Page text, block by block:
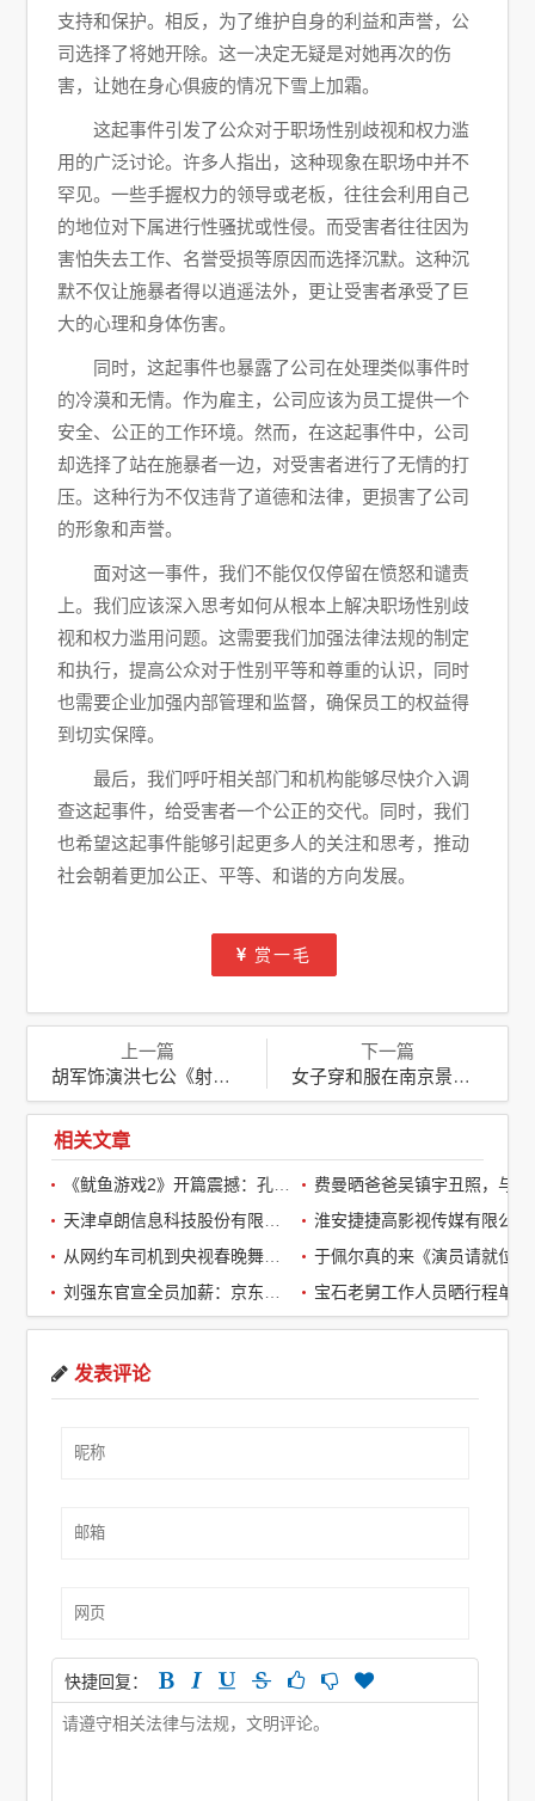
支持和保护。相反，为了维护自身的利益和声誉，公
司选择了将她开除。这一决定无疑是对她再次的伤
害，让她在身心俱疲的情况下雪上加霜。
这起事件引发了公众对于职场性别歧视和权力滥
用的广泛讨论。许多人指出，这种现象在职场中并不
罕见。一些手握权力的领导或老板，往往会利用自己
的地位对下属进行性骚扰或性侵。而受害者往往因为
害怕失去工作、名誉受损等原因而选择沉默。这种沉
默不仅让施暴者得以逍遥法外，更让受害者承受了巨
大的心理和身体伤害。
同时，这起事件也暴露了公司在处理类似事件时
的冷漠和无情。作为雇主，公司应该为员工提供一个
安全、公正的工作环境。然而，在这起事件中，公司
却选择了站在施暴者一边，对受害者进行了无情的打
压。这种行为不仅违背了道德和法律，更损害了公司
的形象和声誉。
面对这一事件，我们不能仅仅停留在愤怒和谴责
上。我们应该深入思考如何从根本上解决职场性别歧
视和权力滥用问题。这需要我们加强法律法规的制定
和执行，提高公众对于性别平等和尊重的认识，同时
也需要企业加强内部管理和监督，确保员工的权益得
到切实保障。
最后，我们呼吁相关部门和机构能够尽快介入调
查这起事件，给受害者一个公正的交代。同时，我们
也希望这起事件能够引起更多人的关注和思考，推动
社会朝着更加公正、平等、和谐的方向发展。
赏一毛
上一篇
胡军饰演洪七公《射雕英雄传：侠之大者》预告片引发热议
下一篇
女子穿和服在南京景区拍照遭怒怼：尊重历史与穿衣自由的边界
相关文章
淮安捷捷高影视传媒有限公司
发表评论
快捷回复：